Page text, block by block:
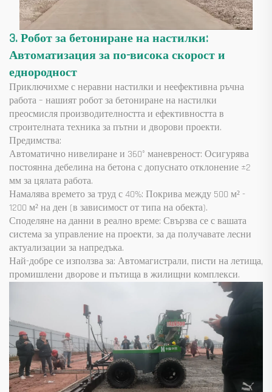
3. Робот за бетониране на настилки:
Автоматизация за по-висока скорост и
еднородност
Приключихме с неравни настилки и неефективна ръчна
работа – нашият робот за бетониране на настилки
преосмисля производителността и ефективността в
строителната техника за пътни и дворови проекти.
Предимства:
Автоматично нивелиране и 360° маневреност: Осигурява
постоянна дебелина на бетона с допуснато отклонение ±2
мм за цялата работа.
Намалява времето за труд с 40%: Покрива между 500 м² -
1200 м² на ден (в зависимост от типа на обекта).
Споделяне на данни в реално време: Свързва се с вашата
система за управление на проекти, за да получавате лесни
актуализации за напредъка.
Най-добре се използва за: Автомагистрали, писти на летища,
промишлени дворове и пътища в жилищни комплекси.